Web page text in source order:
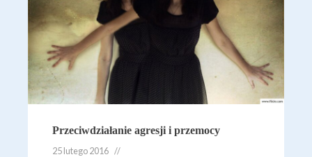
Przeciwdziałanie agresji i przemocy
25 lutego 2016